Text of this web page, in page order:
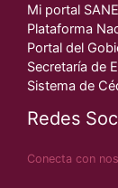
Mi portal SANE
Plataforma
Portal del
Secretaría de
Sistema de
Redes
Conecta con